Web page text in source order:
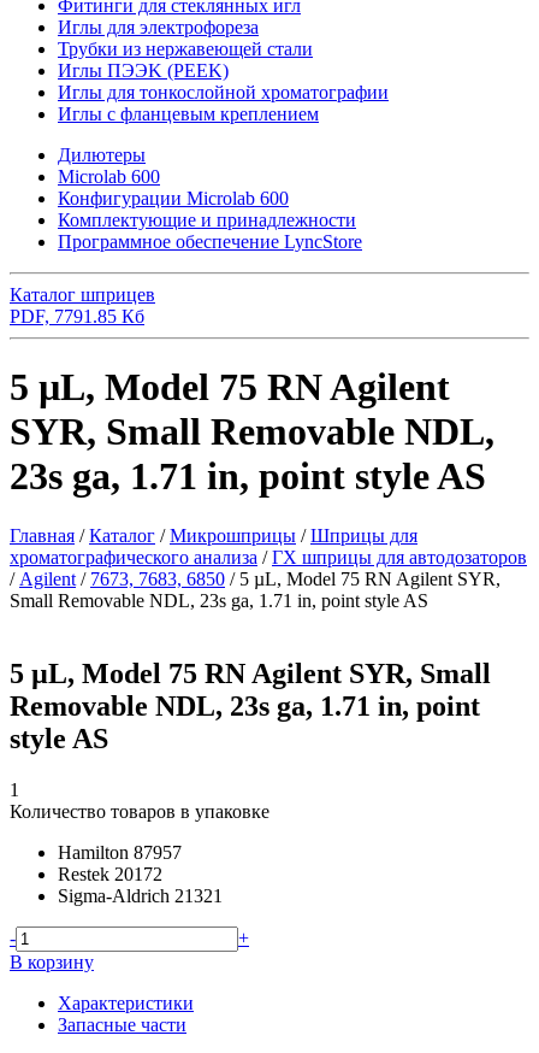
Фитинги для стеклянных игл
Иглы для электрофореза
Трубки из нержавеющей стали
Иглы ПЭЭK (PEEK)
Иглы для тонкослойной хроматографии
Иглы с фланцевым креплением
Дилютеры
Microlab 600
Конфигурации Microlab 600
Комплектующие и принадлежности
Программное обеспечение LyncStore
Каталог шприцев
PDF, 7791.85 Кб
5 µL, Model 75 RN Agilent
SYR, Small Removable NDL,
23s ga, 1.71 in, point style AS
Главная /Каталог /Микрошприцы /Шприцы для
хроматографического анализа /ГХ шприцы для автодозаторов
/ Agilent / 7673, 7683, 6850 / 5 µL, Model 75 RN Agilent SYR,
Small Removable NDL, 23s ga, 1.71 in, point style AS
5 µL, Model 75 RN Agilent SYR, Small
Removable NDL, 23s ga, 1.71 in, point
style AS
1
Количество товаров в упаковке
Hamilton 87957
Restek 20172
Sigma-Aldrich 21321
-
+
В корзину
Характеристики
Запасные части